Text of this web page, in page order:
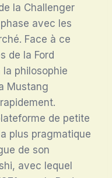
la Challenger
avec les
. Face à ce
de la Ford
philosophie
Mustang
de petite
plus pragmatique
de son
avec lequel